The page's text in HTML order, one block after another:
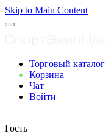
Skip to Main Content
Торговый каталог
Корзина
Чат
Войти
Гость